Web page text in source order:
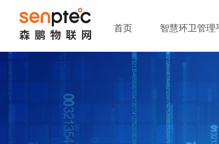
首页 智慧环卫管理